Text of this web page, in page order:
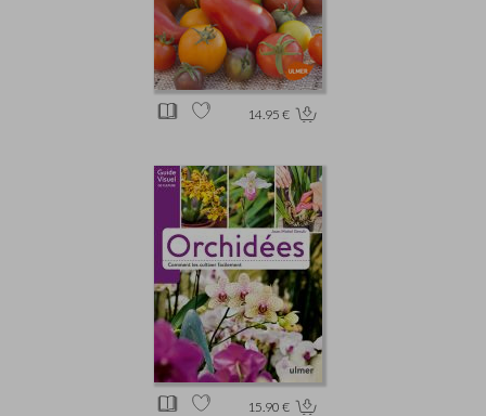
14.95 €
15.90 €